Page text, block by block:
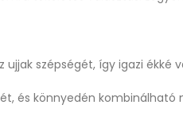
szépségét, így igazi ékké
és könnyedén kombinálható